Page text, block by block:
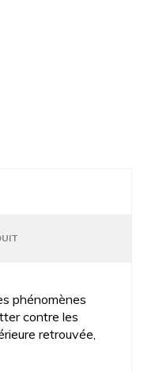
phénomènes
contre les
retrouvée,